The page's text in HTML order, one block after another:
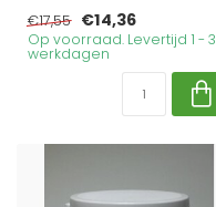
€17,55 €14,36
Op voorraad. Levertijd 1 - 3
werkdagen